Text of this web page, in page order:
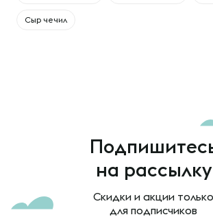
Сыр чечил
на рассылку
Скидки и акции только
для подписчиков